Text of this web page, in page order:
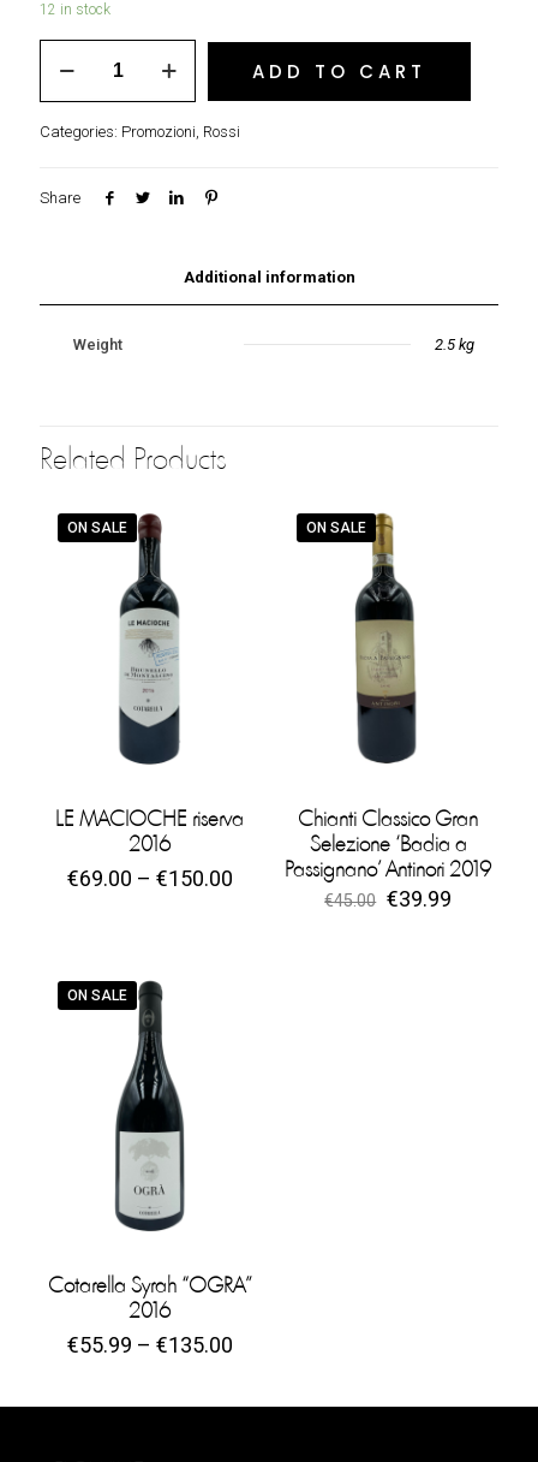
12 in stock
Classico
“CASTELLO
AMA”
ADD TO CART
Categories: Promozioni, Rossi
Share
Additional information
Weight 2.5 kg
Related Products
ON SALE
LE MACIOCHE riserva
2016
€69.00 – €150.00
ON SALE
Chianti Classico Gran
Selezione ‘Badia a
Passignano’ Antinori 2019
€45.00 €39.99
ON SALE
Cotarella Syrah “OGRA”
2016
€55.99 – €135.00